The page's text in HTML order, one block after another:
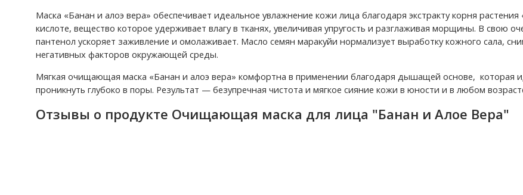
Маска «Банан и алоэ вера» обеспечивает идеальное увлажнение кожи лица благодаря экстракту корня
кислоте, вещество которое удерживает влагу в тканях, увеличивая упругость и разглаживая морщины. В свою
пантенол ускоряет заживление и омолаживает. Масло семян маракуйи нормализует выработку кожного сала,
негативных факторов окружающей среды.
Мягкая очищающая маска «Банан и алоэ вера» комфортна в применении благодаря дышащей основе, которая
проникнуть глубоко в поры. Результат — безупречная чистота и мягкое сияние кожи в юности и в любом
Отзывы о продукте Очищающая маска для лица "Банан и Алое Вера"